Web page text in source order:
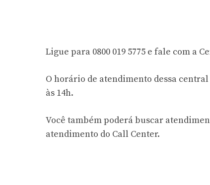
Ligue para 0800 019 5775 e fale com a
O horário de atendimento dessa central
às 14h.
Você também poderá buscar
atendimento do Call Center.